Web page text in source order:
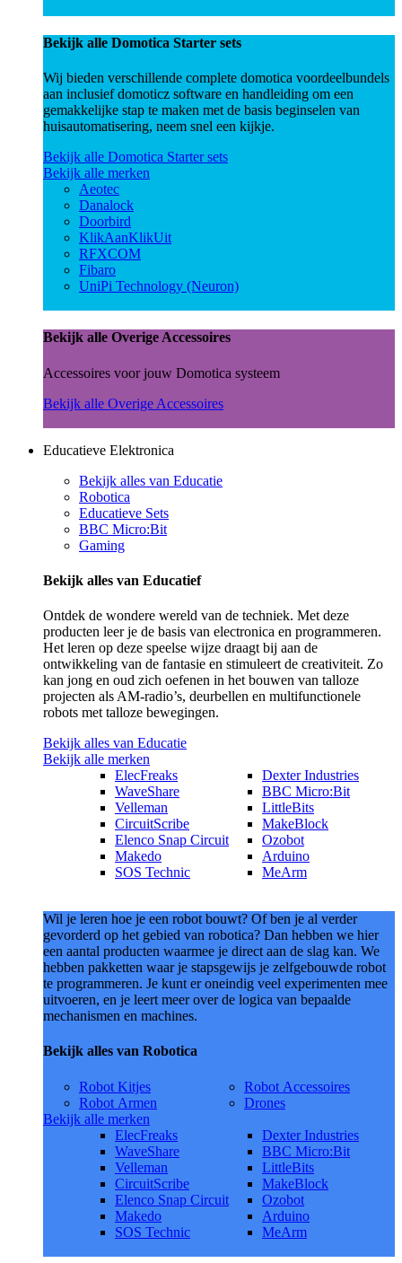
Bekijk alle Domotica Starter sets
Wij bieden verschillende complete domotica voordeelbundels
aan inclusief domoticz software en handleiding om een
gemakkelijke stap te maken met de basis beginselen van
huisautomatisering, neem snel een kijkje.
Bekijk alle Domotica Starter sets
Bekijk alle merken
Aeotec
Danalock
Doorbird
KlikAanKlikUit
RFXCOM
Fibaro
UniPi Technology (Neuron)
Bekijk alle Overige Accessoires
Accessoires voor jouw Domotica systeem
Bekijk alle Overige Accessoires
Educatieve Elektronica
Bekijk alles van Educatie
Robotica
Educatieve Sets
BBC Micro:Bit
Gaming
Bekijk alles van Educatief
Ontdek de wondere wereld van de techniek. Met deze
producten leer je de basis van electronica en programmeren.
Het leren op deze speelse wijze draagt bij aan de
ontwikkeling van de fantasie en stimuleert de creativiteit. Zo
kan jong en oud zich oefenen in het bouwen van talloze
projecten als AM-radio’s, deurbellen en multifunctionele
robots met talloze bewegingen.
Bekijk alles van Educatie
Bekijk alle merken
ElecFreaks
WaveShare
Velleman
CircuitScribe
Elenco Snap Circuit
Makedo
SOS Technic
Dexter Industries
BBC Micro:Bit
LittleBits
MakeBlock
Ozobot
Arduino
MeArm
Wil je leren hoe je een robot bouwt? Of ben je al verder
gevorderd op het gebied van robotica? Dan hebben we hier
een aantal producten waarmee je direct aan de slag kan. We
hebben pakketten waar je stapsgewijs je zelfgebouwde robot
te programmeren. Je kunt er oneindig veel experimenten mee
uitvoeren, en je leert meer over de logica van bepaalde
mechanismen en machines.
Bekijk alles van Robotica
Robot Kitjes
Robot Armen
Robot Accessoires
Drones
Bekijk alle merken
ElecFreaks
WaveShare
Velleman
CircuitScribe
Elenco Snap Circuit
Makedo
SOS Technic
Dexter Industries
BBC Micro:Bit
LittleBits
MakeBlock
Ozobot
Arduino
MeArm